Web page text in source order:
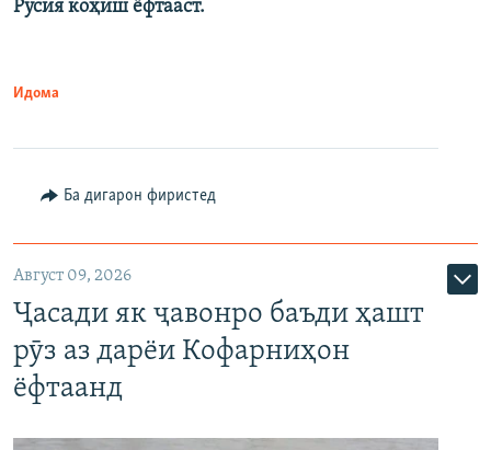
Русия коҳиш ёфтааст.
Идома
Ба дигарон фиристед
Август 09, 2026
Ҷасади як ҷавонро баъди ҳашт
рӯз аз дарёи Кофарниҳон
ёфтаанд